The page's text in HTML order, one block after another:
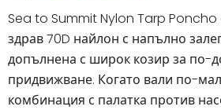
Sea to Summit Nylon Tarp Poncho
здрав 70D найлон с напълно
допълнена с широк козир за по-
придвижване. Когато вали по-
комбинация с палатка против